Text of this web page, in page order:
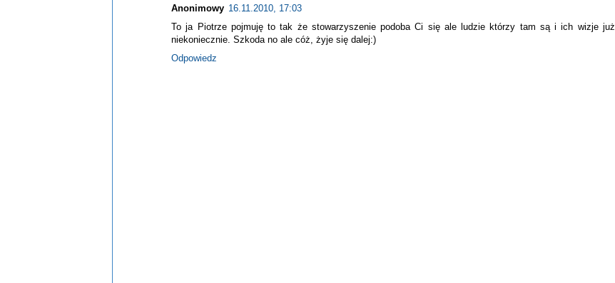
Anonimowy 16.11.2010, 17:03
To ja Piotrze pojmuję to tak że stowarzyszenie podoba Ci się ale ludzie którzy tam są i ich wizje już
niekoniecznie. Szkoda no ale cóż, żyje się dalej:)
Odpowiedz